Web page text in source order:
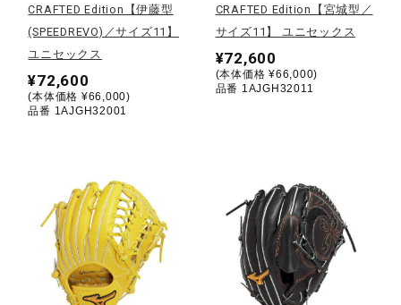
セール
その他
サポート
直営店一覧
CRAFTED Edition【伊藤型
(SPEEDREVO)／サイズ11】
ユニセックス
¥72,600
(本体価格 ¥66,000)
品番 1AJGH32001
CRAFTED Edition【宮城型／
サイズ11】 ユニセックス
¥72,600
(本体価格 ¥66,000)
品番 1AJGH32011